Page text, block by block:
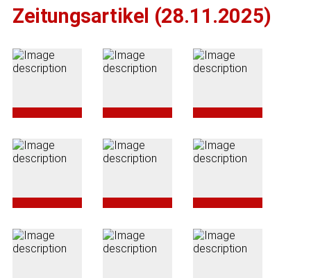
Zeitungsartikel (28.11.2025)